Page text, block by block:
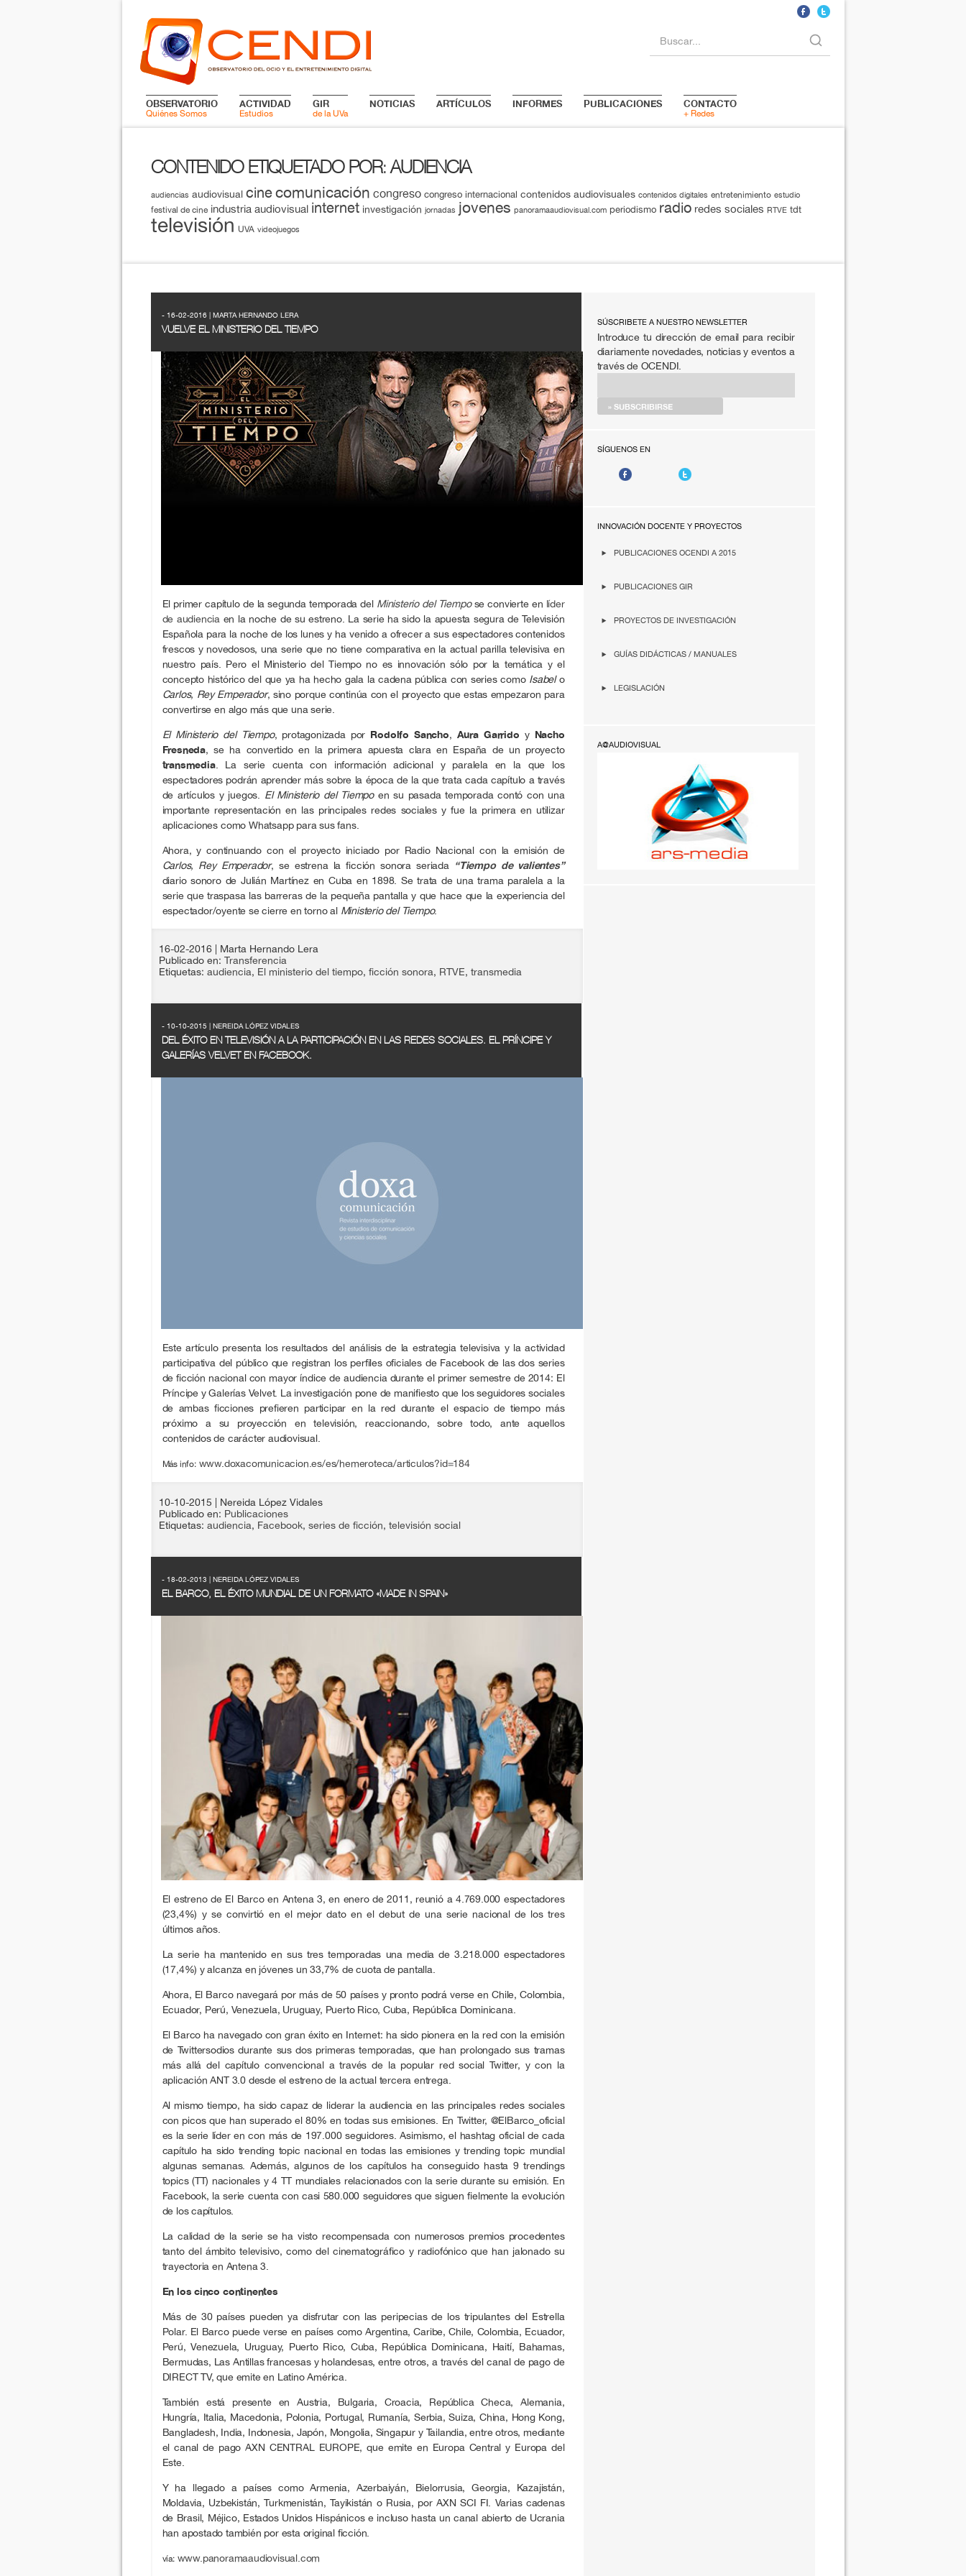
Buscar...
OBSERVATORIO
Quiénes Somos
ACTIVIDAD
Estudios
GIR
de la UVa
NOTICIAS ARTÍCULOS INFORMES PUBLICACIONES CONTACTO
+ Redes
CONTENIDO ETIQUETADO POR: AUDIENCIA
audiencias audiovisual cinecomunicación congreso congreso internacional contenidos audiovisuales contenidos digitales entretenimiento estudio
festival de cine industria audiovisual internet investigación jornadas jovenes panoramaaudiovisual.com periodismo radio redes sociales RTVE tdt
televisión UVA videojuegos
SÚSCRIBETE A NUESTRO NEWSLETTER
Introduce tu dirección de email para recibir
diariamente novedades, noticias y eventos a
través de OCENDI.
SÍGUENOS EN
INNOVACIÓN DOCENTE Y PROYECTOS
PUBLICACIONES OCENDI A 2015
PUBLICACIONES GIR
PROYECTOS DE INVESTIGACIÓN
GUÍAS DIDÁCTICAS / MANUALES
LEGISLACIÓN
A@AUDIOVISUAL
- 16-02-2016 | MARTA HERNANDO LERA
VUELVE EL MINISTERIO DEL TIEMPO
El primer capítulo de la segunda temporada del Ministerio del Tiempose convierte en líder
de audiencia en la noche de su estreno. La serie ha sido la apuesta segura de Televisión
Española para la noche de los lunes y ha venido a ofrecer a sus espectadores contenidos
frescos y novedosos, una serie que no tiene comparativa en la actual parilla televisiva en
nuestro país. Pero el Ministerio del Tiempo no es innovación sólo por la temática y el
concepto histórico del que ya ha hecho gala la cadena pública con series comoIsabelo
Carlos, Rey Emperador, sino porque continúa con el proyecto que estas empezaron para
convertirse en algo más que una serie.
El Ministerio del Tiempo, protagonizada por Rodolfo Sancho, Aura Garrido y Nacho
Fresneda, se ha convertido en la primera apuesta clara en España de un proyecto
transmedia. La serie cuenta con información adicional y paralela en la que los
espectadores podrán aprender más sobre la época de la que trata cada capítulo a través
de artículos y juegos. El Ministerio del Tiempoen su pasada temporada contó con una
importante representación en las principales redes sociales y fue la primera en utilizar
aplicaciones como Whatsapp para sus fans.
Ahora, y continuando con el proyecto iniciado por Radio Nacional con la emisión de
Carlos, Rey Emperador, se estrena la ficción sonora seriada “Tiempo de valientes”
diario sonoro de Julián Martínez en Cuba en 1898. Se trata de una trama paralela a la
serie que traspasa las barreras de la pequeña pantalla y que hace que la experiencia del
espectador/oyente se cierre en torno alMinisterio del Tiempo.
16-02-2016
| Marta Hernando Lera
Publicado en: Transferencia
Etiquetas: audiencia, El ministerio del tiempo, ficción sonora, RTVE, transmedia
- 10-10-2015 | NEREIDA LÓPEZ VIDALES
DEL ÉXITO EN TELEVISIÓN A LA PARTICIPACIÓN EN LAS REDES SOCIALES. EL PRÍNCIPE Y
GALERÍAS VELVET EN FACEBOOK.
Este artículo presenta los resultados del análisis de la estrategia televisiva y la actividad
participativa del público que registran los perfiles oficiales de Facebook de las dos series
de ficción nacional con mayor índice de audiencia durante el primer semestre de 2014: El
Príncipe y Galerías Velvet. La investigación pone de manifiesto que los seguidores sociales
de ambas ficciones prefieren participar en la red durante el espacio de tiempo más
próximo a su proyección en televisión, reaccionando, sobre todo, ante aquellos
contenidos de carácter audiovisual.
Más info: www.doxacomunicacion.es/es/hemeroteca/articulos?id=184
10-10-2015
| Nereida López Vidales
Publicado en: Publicaciones
Etiquetas: audiencia, Facebook, series de ficción, televisión social
- 18-02-2013 | NEREIDA LÓPEZ VIDALES
EL BARCO, EL ÉXITO MUNDIAL DE UN FORMATO «MADE IN SPAIN»
El estreno de El Barco en Antena 3, en enero de 2011, reunió a 4.769.000 espectadores
(23,4%) y se convirtió en el mejor dato en el debut de una serie nacional de los tres
últimos años.
La serie ha mantenido en sus tres temporadas una media de 3.218.000 espectadores
(17,4%) y alcanza en jóvenes un 33,7% de cuota de pantalla.
Ahora, El Barco navegará por más de 50 países y pronto podrá verse en Chile, Colombia,
Ecuador, Perú, Venezuela, Uruguay, Puerto Rico, Cuba, República Dominicana.
El Barco ha navegado con gran éxito en Internet: ha sido pionera en la red con la emisión
de Twittersodios durante sus dos primeras temporadas, que han prolongado sus tramas
más allá del capítulo convencional a través de la popular red social Twitter, y con la
aplicación ANT 3.0 desde el estreno de la actual tercera entrega.
Al mismo tiempo, ha sido capaz de liderar la audiencia en las principales redes sociales
con picos que han superado el 80% en todas sus emisiones. En Twitter, @ElBarco_oficial
es la serie líder en con más de 197.000 seguidores. Asimismo, el hashtag oficial de cada
capítulo ha sido trending topic nacional en todas las emisiones y trending topic mundial
algunas semanas. Además, algunos de los capítulos ha conseguido hasta 9 trendings
topics (TT) nacionales y 4 TT mundiales relacionados con la serie durante su emisión. En
Facebook, la serie cuenta con casi 580.000 seguidores que siguen fielmente la evolución
de los capítulos.
La calidad de la serie se ha visto recompensada con numerosos premios procedentes
tanto del ámbito televisivo, como del cinematográfico y radiofónico que han jalonado su
trayectoria en Antena 3.
En los cinco continentes
Más de 30 países pueden ya disfrutar con las peripecias de los tripulantes del Estrella
Polar. El Barco puede verse en países como Argentina, Caribe, Chile, Colombia, Ecuador,
Perú, Venezuela, Uruguay, Puerto Rico, Cuba, República Dominicana, Haití, Bahamas,
Bermudas, Las Antillas francesas y holandesas, entre otros, a través del canal de pago de
DIRECT TV, que emite en Latino América.
También está presente en Austria, Bulgaria, Croacia, República Checa, Alemania,
Hungría, Italia, Macedonia, Polonia, Portugal, Rumanía, Serbia, Suiza, China, Hong Kong,
Bangladesh, India, Indonesia, Japón, Mongolia, Singapur y Tailandia, entre otros, mediante
el canal de pago AXN CENTRAL EUROPE, que emite en Europa Central y Europa del
Este.
Y ha llegado a países como Armenia, Azerbaiyán, Bielorrusia, Georgia, Kazajistán,
Moldavia, Uzbekistán, Turkmenistán, Tayikistán o Rusia, por AXN SCI FI. Varias cadenas
de Brasil, Méjico, Estados Unidos Hispánicos e incluso hasta un canal abierto de Ucrania
han apostado también por esta original ficción.
vía: www.panoramaaudiovisual.com